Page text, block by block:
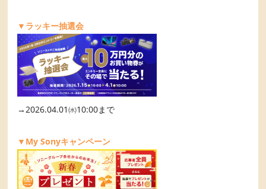
▼ラッキー抽選会
→2026.04.01㈬10:00まで
▼My Sonyキャンペーン